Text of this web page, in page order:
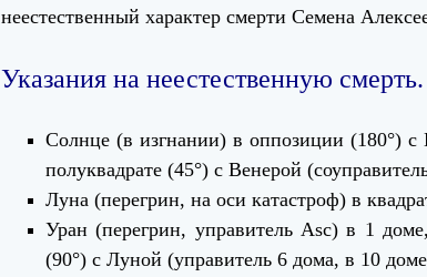
неестественный характер смерти Семена
Указания на неестественную смерть.
Солнце (в изгнании) в оппозиции (180°)
полуквадрате (45°) с Венерой
Луна (перегрин, на оси катастроф) в
Уран (перегрин, управитель Asc) в 1
(90°) с Луной (управитель 6 дома, в 10